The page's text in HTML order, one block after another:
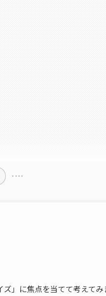
」に焦点を当てて考えて